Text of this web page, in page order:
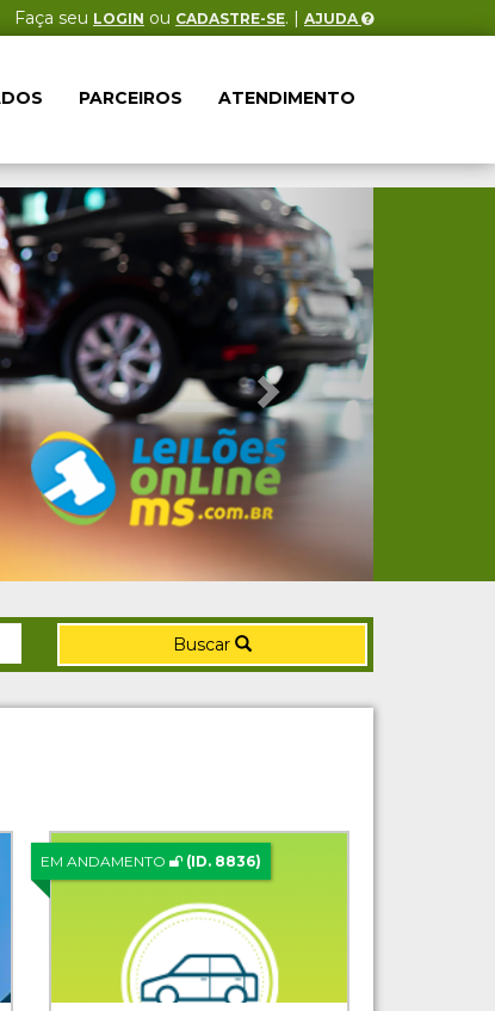
Faça seu LOGIN ou CADASTRE-SE. | AJUDA
PARCEIROS ATENDIMENTO
Próximo
Buscar
EM ANDAMENTO (ID. 8836)